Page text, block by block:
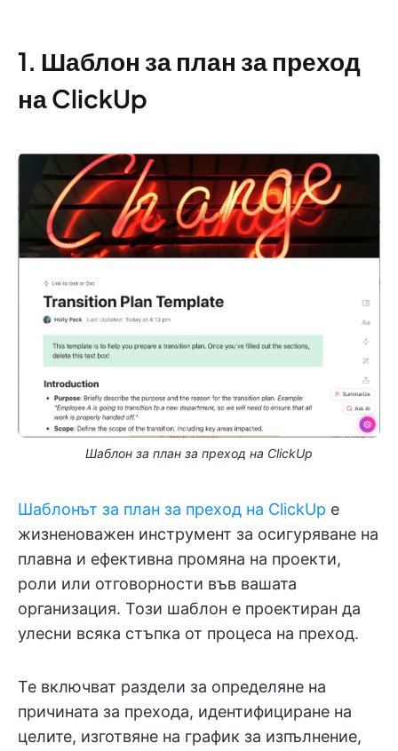
1. Шаблон за план за преход
на ClickUp
Шаблон за план за преход на ClickUp
Шаблонът за план за преход на ClickUp е
жизненоважен инструмент за осигуряване на
плавна и ефективна промяна на проекти,
роли или отговорности във вашата
организация. Този шаблон е проектиран да
улесни всяка стъпка от процеса на преход.
Те включват раздели за определяне на
причината за прехода, идентифициране на
целите, изготвяне на график за изпълнение,